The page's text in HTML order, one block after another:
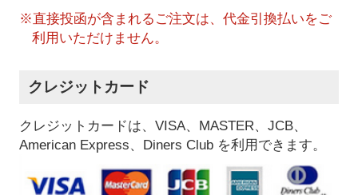
※直接投函が含まれるご注文は、代金引換払いをご
利用いただけません。
クレジットカード
クレジットカードは、VISA、MASTER、JCB、
American Express、Diners Club を利用できます。